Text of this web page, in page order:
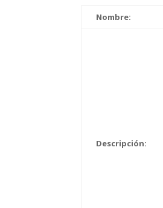
Nombre:
Descripción: